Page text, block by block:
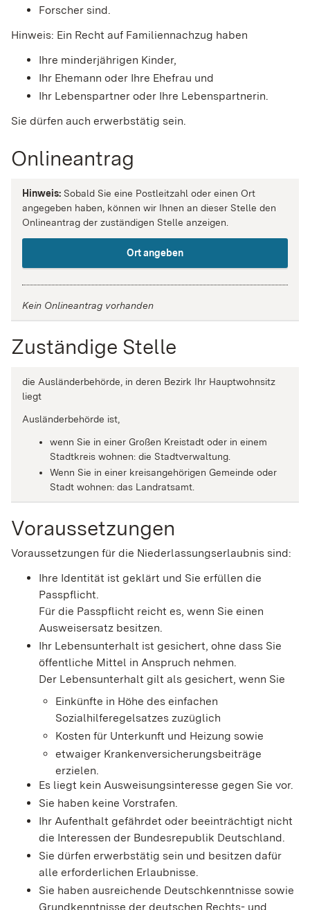
Forscher sind.
Hinweis: Ein Recht auf Familiennachzug haben
Ihre minderjährigen Kinder,
Ihr Ehemann oder Ihre Ehefrau und
Ihr Lebenspartner oder Ihre Lebenspartnerin.
Sie dürfen auch erwerbstätig sein.
Onlineantrag
Hinweis: Sobald Sie eine Postleitzahl oder einen Ort
angegeben haben, können wir Ihnen an dieser Stelle den
Onlineantrag der zuständigen Stelle anzeigen.
Ort angeben
Kein Onlineantrag vorhanden
Zuständige Stelle
die Ausländerbehörde, in deren Bezirk Ihr Hauptwohnsitz
liegt
Ausländerbehörde ist,
wenn Sie in einer Großen Kreistadt oder in einem
Stadtkreis wohnen: die Stadtverwaltung.
Wenn Sie in einer kreisangehörigen Gemeinde oder
Stadt wohnen: das Landratsamt.
Voraussetzungen
Voraussetzungen für die Niederlassungserlaubnis sind:
Ihre Identität ist geklärt und Sie erfüllen die
Passpflicht.
Für die Passpflicht reicht es, wenn Sie einen
Ausweisersatz besitzen.
Ihr Lebensunterhalt ist gesichert, ohne dass Sie
öffentliche Mittel in Anspruch nehmen.
Der Lebensunterhalt gilt als gesichert, wenn Sie
Einkünfte in Höhe des einfachen
Sozialhilferegelsatzes zuzüglich
Kosten für Unterkunft und Heizung sowie
etwaiger Krankenversicherungsbeiträge
erzielen.
Es liegt kein Ausweisungsinteresse gegen Sie vor.
Sie haben keine Vorstrafen.
Ihr Aufenthalt gefährdet oder beeinträchtigt nicht
die Interessen der Bundesrepublik Deutschland.
Sie dürfen erwerbstätig sein und besitzen dafür
alle erforderlichen Erlaubnisse.
Sie haben ausreichende Deutschkenntnisse sowie
Grundkenntnisse der deutschen Rechts- und